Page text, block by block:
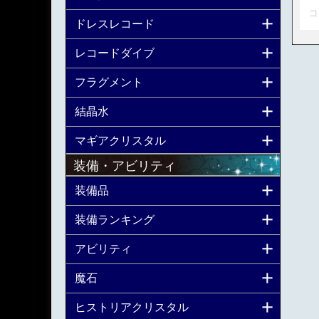
ドレスレコード
レコードダイブ
フラグメント
結晶水
マギアクリスタル
装備・アビリティ
装備品
装備ランキング
アビリティ
魔石
ヒストリアクリスタル